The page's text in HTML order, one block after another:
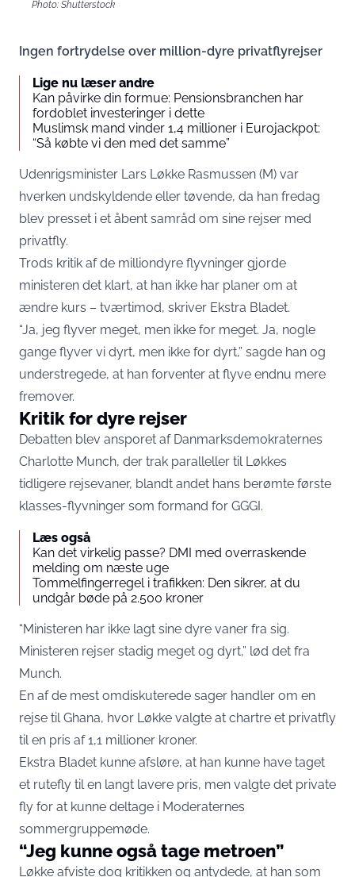
Photo: Shutterstock
Ingen fortrydelse over million-dyre privatflyrejser
Lige nu læser andre
Kan påvirke din formue: Pensionsbranchen har
fordoblet investeringer i dette
Muslimsk mand vinder 1,4 millioner i Eurojackpot:
“Så købte vi den med det samme”
Udenrigsminister Lars Løkke Rasmussen (M) var
hverken undskyldende eller tøvende, da han fredag
blev presset i et åbent samråd om sine rejser med
privatfly.
Trods kritik af de milliondyre flyvninger gjorde
ministeren det klart, at han ikke har planer om at
ændre kurs – tværtimod, skriver Ekstra Bladet.
“Ja, jeg flyver meget, men ikke for meget. Ja, nogle
gange flyver vi dyrt, men ikke for dyrt,” sagde han og
understregede, at han forventer at flyve endnu mere
fremover.
Kritik for dyre rejser
Debatten blev ansporet af Danmarksdemokraternes
Charlotte Munch, der trak paralleller til Løkkes
tidligere rejsevaner, blandt andet hans berømte første
klasses-flyvninger som formand for GGGI.
Læs også
Kan det virkelig passe? DMI med overraskende
melding om næste uge
Tommelfingerregel i trafikken: Den sikrer, at du
undgår bøde på 2.500 kroner
“Ministeren har ikke lagt sine dyre vaner fra sig.
Ministeren rejser stadig meget og dyrt,” lød det fra
Munch.
En af de mest omdiskuterede sager handler om en
rejse til Ghana, hvor Løkke valgte at chartre et privatfly
til en pris af 1,1 millioner kroner.
Ekstra Bladet kunne afsløre, at han kunne have taget
et rutefly til en langt lavere pris, men valgte det private
fly for at kunne deltage i Moderaternes
sommergruppemøde.
“Jeg kunne også tage metroen”
Løkke afviste dog kritikken og antydede, at han som